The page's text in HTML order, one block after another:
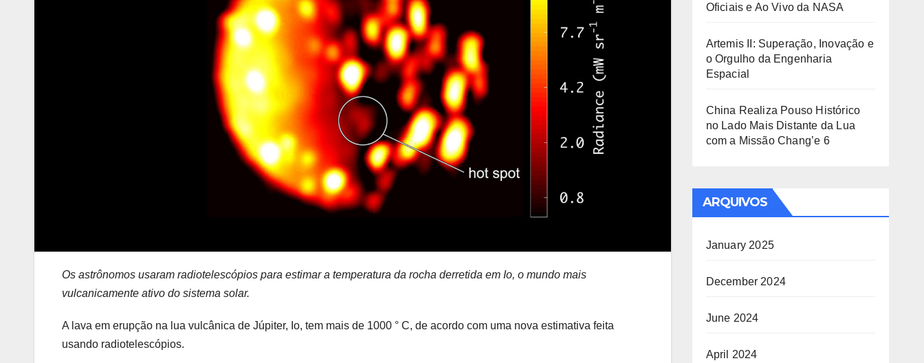
Os astrônomos usaram radiotelescópios para estimar a temperatura da rocha derretida em Io, o mundo mais
vulcanicamente ativo do sistema solar.
A lava em erupção na lua vulcânica de Júpiter, Io, tem mais de 1000 ° C, de acordo com uma nova estimativa feita
usando radiotelescópios.
Oficiais e Ao Vivo da NASA
Artemis II: Superação, Inovação e
o Orgulho da Engenharia
Espacial
China Realiza Pouso Histórico
no Lado Mais Distante da Lua
com a Missão Chang’e 6
ARQUIVOS
January 2025
December 2024
June 2024
April 2024